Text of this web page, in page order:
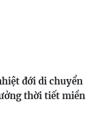
đới di chuyển
thời tiết miền